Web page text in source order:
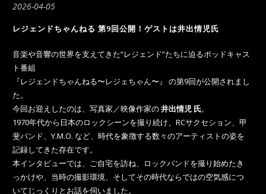
2026-04-05
レジェンドちゃんねる 第9回公開！ゲストは井出情児氏
音楽や音響の世界を支えてきた“レジェンド”たちに迫るポッドキャス
ト番組
『レジェンドちゃんねる〜レジェちゃん〜』 の第9回が公開されまし
た。
今回お迎えしたのは、写真家／映像作家の井出情児 氏。
1970年代から日本のロックシーンを撮り続け、RCサクセション、甲
斐バンド、Y.M.O. など、時代を象徴する数々のアーティストの姿を
記録してきた存在です。
本インタビューでは、ご自宅を訪ね、ロックバンドを撮り始めたき
っかけや、当時の撮影環境、そしてその時代ならではの空気感につ
いてじっくりとお話を伺いました。